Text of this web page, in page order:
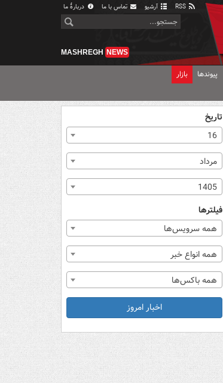
آرشیو تماس با ما دربارهٔ ما
MASHREGH NEWS
پیوندها بازار
تاریخ
16
مرداد
1405
فیلترها
همه سرویس‌ها
همه انواع خبر
همه باکس‌ها
اخبار امروز